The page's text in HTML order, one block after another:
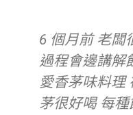
今日男友想說
近的爛身體補
賣熱飲，他想
但老闆推薦試